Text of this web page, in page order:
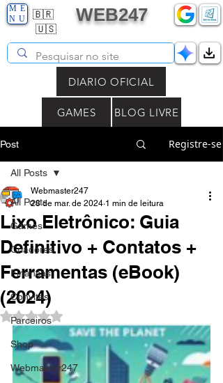
🇧🇷
🇺🇸
ME
NU
WEB247
DIARIO OFICIAL
GAMES BLOG LIVRE
Post Registre-se
All Posts
Games
Criadores
Finanças
Convites
Parceiros
Shop
Webmaster247
All Posts
Lixo Eletrônico: Guia
Definitivo + Contatos +
Ferramentas (eBook)
(2024)
Webmaster247
28 de mar. de 2024 1 min de leitura
Avaliado com NaN de 5 estrelas.